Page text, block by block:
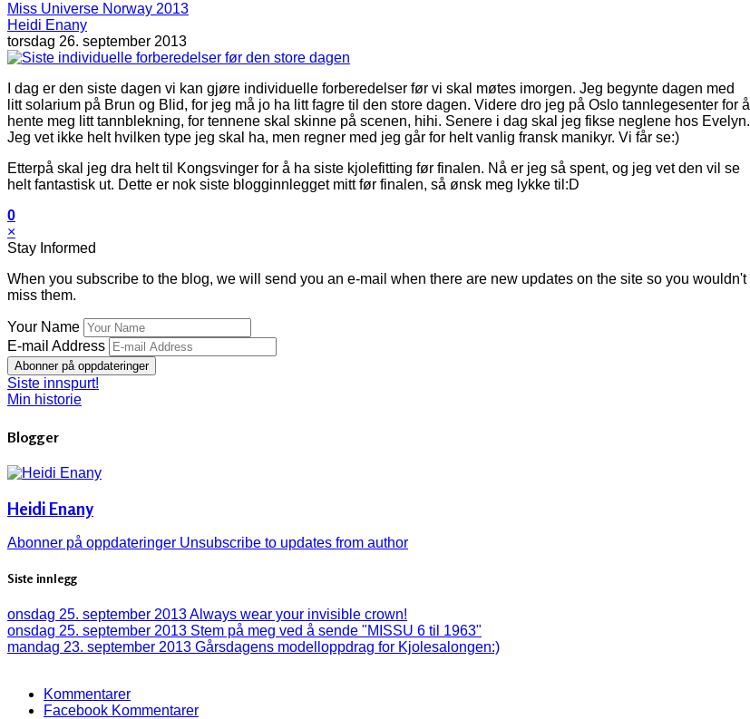
Miss Universe Norway 2013
Heidi Enany
torsdag 26. september 2013
I dag er den siste dagen vi kan gjøre individuelle forberedelser før vi skal møtes imorgen. Jeg begynte dagen med
litt solarium på Brun og Blid, for jeg må jo ha litt fagre til den store dagen. Videre dro jeg på Oslo tannlegesenter for å
hente meg litt tannblekning, for tennene skal skinne på scenen, hihi. Senere i dag skal jeg fikse neglene hos Evelyn.
Jeg vet ikke helt hvilken type jeg skal ha, men regner med jeg går for helt vanlig fransk manikyr. Vi får se:)
Etterpå skal jeg dra helt til Kongsvinger for å ha siste kjolefitting før finalen. Nå er jeg så spent, og jeg vet den vil se
helt fantastisk ut. Dette er nok siste blogginnlegget mitt før finalen, så ønsk meg lykke til:D
0
×
Stay Informed
When you subscribe to the blog, we will send you an e-mail when there are new updates on the site so you wouldn't
miss them.
Your Name
E-mail Address
Abonner på oppdateringer
Siste innspurt!
Min historie
Blogger
Heidi Enany
Abonner på oppdateringer Unsubscribe to updates from author
Siste innlegg
onsdag 25. september 2013Always wear your invisible crown!
onsdag 25. september 2013 Stem på meg ved å sende "MISSU 6 til 1963"
mandag 23. september 2013 Gårsdagens modelloppdrag for Kjolesalongen:)
Kommentarer
Facebook Kommentarer